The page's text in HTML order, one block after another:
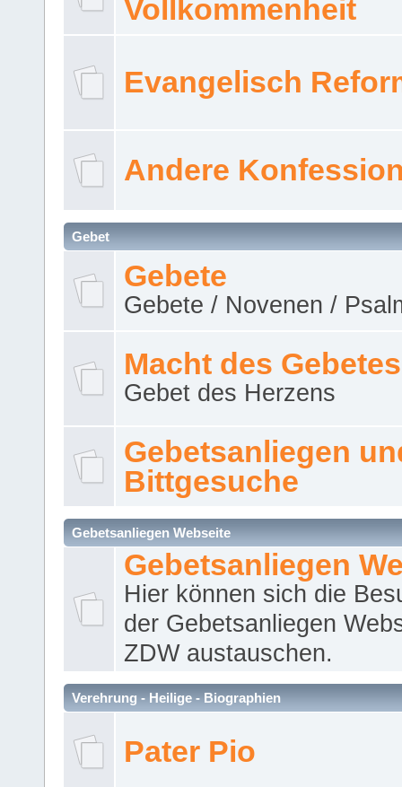
Vollkommenheit
Evangelisch
Andere
Gebet
Gebete
Gebete / Novenen /
Macht des Gebetes
Gebet des Herzens
Gebetsanliegen
Bittgesuche
Gebetsanliegen Webseite
Gebetsanliegen
Hier können sich die
der Gebetsanliegen
ZDW austauschen.
Verehrung - Heilige - Biographien
Pater Pio